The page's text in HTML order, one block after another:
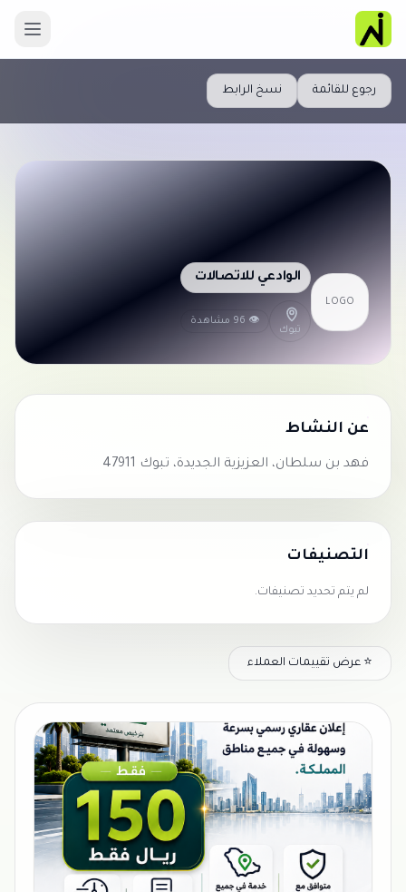
رجوع للقائمة نسخ الرابط
LOGO
الوادعي للاتصالات
تبوك
👁 96 مشاهدة
عن النشاط
فهد بن سلطان، العزيزية الجديدة، تبوك 47911
التصنيفات
لم يتم تحديد تصنيفات.
⭐ عرض تقييمات العملاء